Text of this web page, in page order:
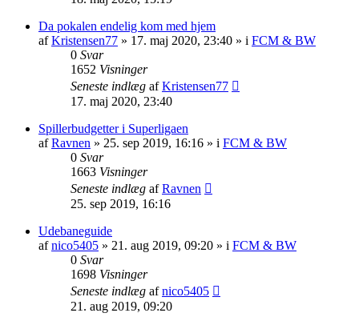
Da pokalen endelig kom med hjem
afKristensen77 » 17. maj 2020, 23:40 » i FCM & BW
0 Svar
1652 Visninger
Seneste indlæg afKristensen77
17. maj 2020, 23:40
Spillerbudgetter i Superligaen
afRavnen » 25. sep 2019, 16:16 » i FCM & BW
0 Svar
1663 Visninger
Seneste indlæg afRavnen
25. sep 2019, 16:16
Udebaneguide
afnico5405 » 21. aug 2019, 09:20 » i FCM & BW
0 Svar
1698 Visninger
Seneste indlæg afnico5405
21. aug 2019, 09:20